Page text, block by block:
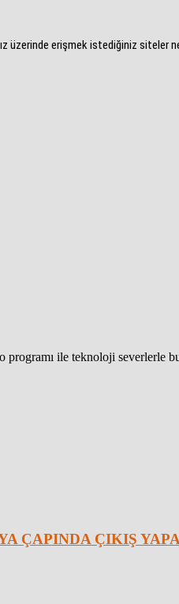
üzerinde erişmek istediğiniz
programı ile teknoloji severlerle
ÇAPINDA ÇIKIŞ